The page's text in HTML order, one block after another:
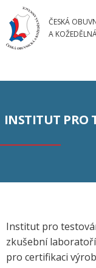
ČESKÁ
A
INSTITUT PRO
Institut pro
zkušební
pro certifikaci